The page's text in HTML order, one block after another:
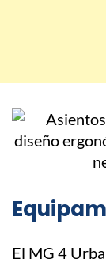
El MG 4